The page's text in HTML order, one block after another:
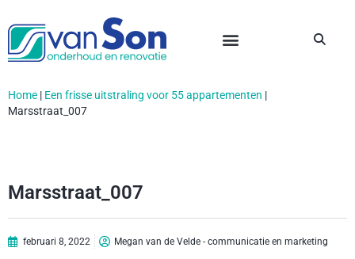
Home | Een frisse uitstraling voor 55 appartementen |
Marsstraat_007
Marsstraat_007
februari 8, 2022 Megan van de Velde - communicatie en marketing